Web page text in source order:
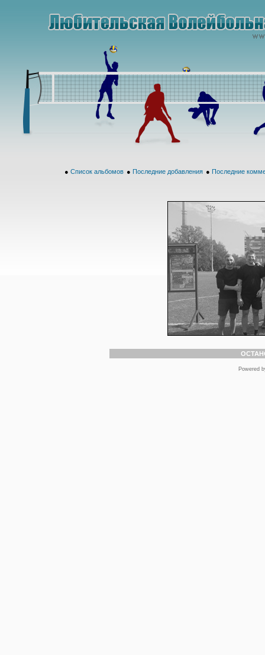
● Список альбомов ● Последние добавления ● Последние
Powered